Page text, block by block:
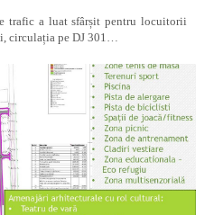
trafic a luat sfârșit pentru locuitorii
circulația pe DJ 301…